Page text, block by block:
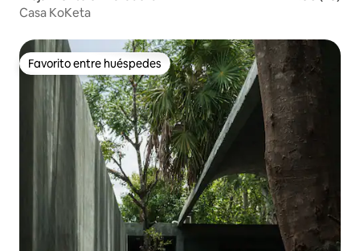
Casa KoKeta
Favorito entre huéspedes
Favorito entre huéspedes